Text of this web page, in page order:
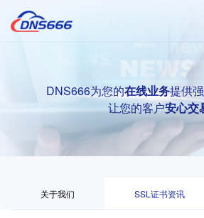
DNS666为您的在线业务提供
让您的客户安心交
关于我们 SSL证书资讯